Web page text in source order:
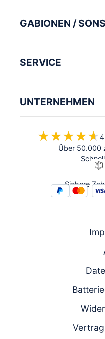
GABIONEN /
SERVICE
UNTERNEHMEN
★★★★★
★★★★★
Über 50.000
Sichere